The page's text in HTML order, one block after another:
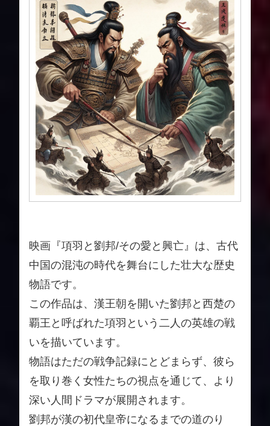
映画『項羽と劉邦/その愛と興亡』は、古代
中国の混沌の時代を舞台にした壮大な歴史
物語です。
この作品は、漢王朝を開いた劉邦と西楚の
覇王と呼ばれた項羽という二人の英雄の戦
いを描いています。
物語はただの戦争記録にとどまらず、彼ら
を取り巻く女性たちの視点を通じて、より
深い人間ドラマが展開されます。
劉邦が漢の初代皇帝になるまでの道のり